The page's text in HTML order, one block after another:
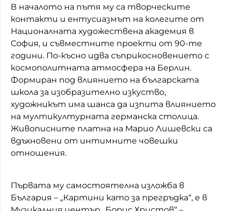
В началото на пътя му са творческите
контакти и ентусиазмът на колегите от
Националната художествена академия в
София, и съвместните проекти от 90-те
години. По-късно идва съприкосновението с
космополитната атмосфера на Берлин.
Формиран под влиянието на българската
школа за изобразително изкуство,
художникът има шанса да изпита влиянието
на мултикултурната германска столица.
Живописните платна на Марио Лишевски са
вдъхновени от интимните човешки
отношения.
Първата му самостоятелна изложба в
България – „Картини като за прегръдка“, е в